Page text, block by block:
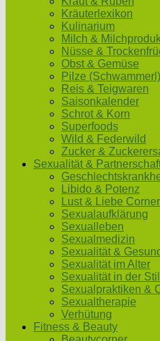
Kräuterlexikon
Kulinarium
Milch &
Nüsse &
Obst & Gemüse
Pilze (Schwammerl)
Reis & Teigwaren
Saisonkalender
Schrot & Korn
Superfoods
Wild & Federwild
Zucker &
Sexualität &
Libido & Potenz
Lust & Liebe Corner
Sexualaufklärung
Sexualleben
Sexualmedizin
Sexualität &
Sexualität im Alter
Sexualität in der
Sexualpraktiken &
Sexualtherapie
Verhütung
Fitness & Beauty